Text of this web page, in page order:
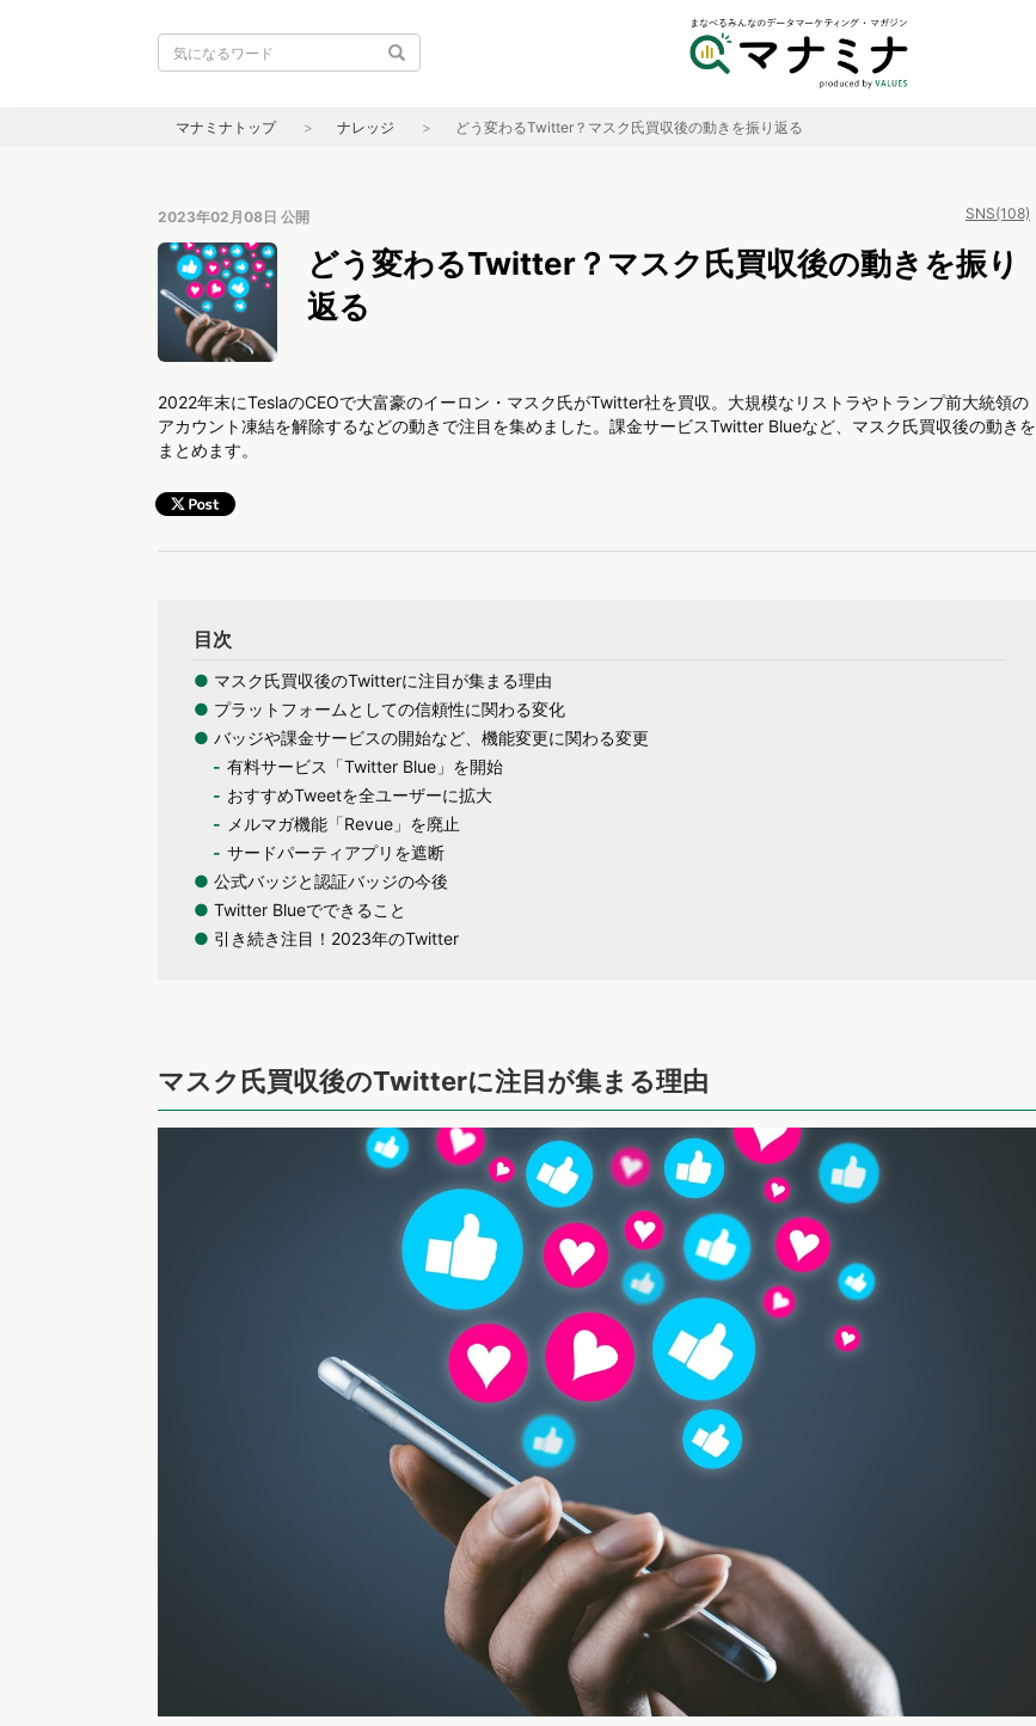
マナミナトップ ナレッジ どう変わるTwitter？マスク氏買収後の動きを振り返る
2023年02月08日 公開 SNS(108)
どう変わるTwitter？マスク氏買収後の動きを振り
返る
2022年末にTeslaのCEOで大富豪のイーロン・マスク氏がTwitter社を買収。大規模なリストラやトランプ前大統領の
アカウント凍結を解除するなどの動きで注目を集めました。課金サービスTwitter Blueなど、マスク氏買収後の動きを
まとめます。
目次
● マスク氏買収後のTwitterに注目が集まる理由
● プラットフォームとしての信頼性に関わる変化
● バッジや課金サービスの開始など、機能変更に関わる変更
有料サービス「Twitter Blue」を開始
おすすめTweetを全ユーザーに拡大
メルマガ機能「Revue」を廃止
サードパーティアプリを遮断
● 公式バッジと認証バッジの今後​​
● Twitter Blueでできること
● 引き続き注目！2023年のTwitter
マスク氏買収後のTwitterに注目が集まる理由